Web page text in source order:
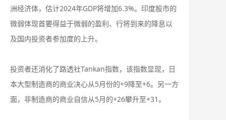
洲经济体，估计2024年GDP将增加6.3%。印度股市的
微弱体现首要得益于微弱的盈利、行将到来的降息以
及国内投资者参加度的上升。
投资者还消化了路透社Tankan指数，该指数显现，日
本大型制造商的商业决心从5月份的+9降至+6。另一方
面，非制造商的商业自信从5月的+26攀升至+31。